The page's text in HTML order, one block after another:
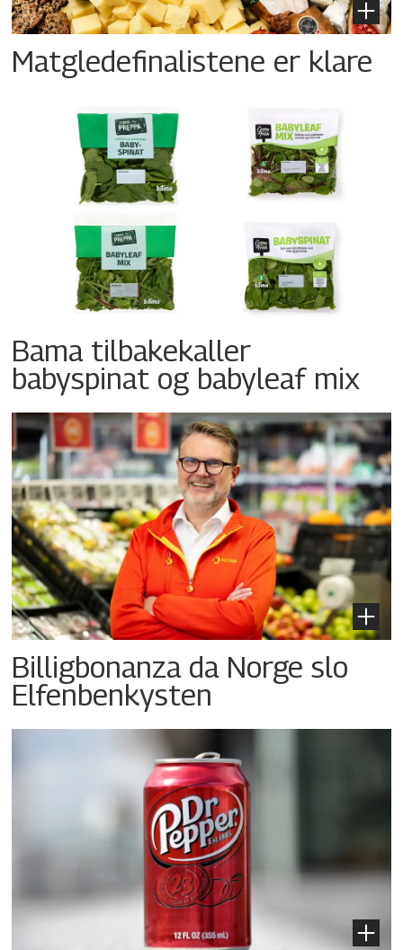
Matgledefinalistene er klare
Bama tilbakekaller
babyspinat og babyleaf mix
Billigbonanza da Norge slo
Elfenbenkysten